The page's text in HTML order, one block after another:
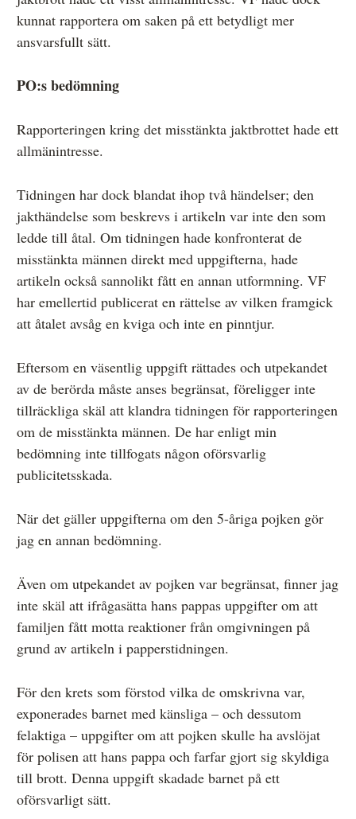
kunnat rapportera om saken på ett betydligt mer
ansvarsfullt sätt.
PO:s bedömning
Rapporteringen kring det misstänkta jaktbrottet hade ett
allmänintresse.
Tidningen har dock blandat ihop två händelser; den
jakthändelse som beskrevs i artikeln var inte den som
ledde till åtal. Om tidningen hade konfronterat de
misstänkta männen direkt med uppgifterna, hade
artikeln också sannolikt fått en annan utformning. VF
har emellertid publicerat en rättelse av vilken framgick
att åtalet avsåg en kviga och inte en pinntjur.
Eftersom en väsentlig uppgift rättades och utpekandet
av de berörda måste anses begränsat, föreligger inte
tillräckliga skäl att klandra tidningen för rapporteringen
om de misstänkta männen. De har enligt min
bedömning inte tillfogats någon oförsvarlig
publicitetsskada.
När det gäller uppgifterna om den 5-åriga pojken gör
jag en annan bedömning.
Även om utpekandet av pojken var begränsat, finner jag
inte skäl att ifrågasätta hans pappas uppgifter om att
familjen fått motta reaktioner från omgivningen på
grund av artikeln i papperstidningen.
För den krets som förstod vilka de omskrivna var,
exponerades barnet med känsliga – och dessutom
felaktiga – uppgifter om att pojken skulle ha avslöjat
för polisen att hans pappa och farfar gjort sig skyldiga
till brott. Denna uppgift skadade barnet på ett
oförsvarligt sätt.